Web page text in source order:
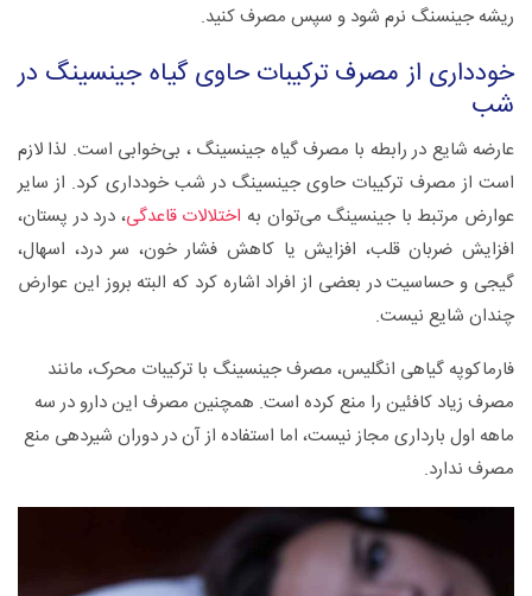
ریشه جینسنگ نرم شود و سپس مصرف کنید.
خودداری از مصرف ترکیبات حاوی گیاه جینسینگ در
شب
عارضه شایع در رابطه با مصرف گیاه جینسینگ ، بی‌خوابی است. لذا لازم
است از مصرف ترکیبات حاوی جینسینگ در شب خودداری کرد. از سایر
عوارض مرتبط با جینسینگ می‌توان به اختلالات قاعدگی، درد در پستان،
افزایش ضربان قلب، افزایش یا کاهش فشار خون، سر درد، اسهال،
گیجی و حساسیت در بعضی از افراد اشاره کرد که البته بروز این عوارض
چندان شایع نیست.
فارماکوپه گیاهی انگلیس، مصرف جینسینگ با ترکیبات محرک، مانند
مصرف زیاد کافئین را منع کرده است. همچنین مصرف این دارو در سه
ماهه اول بارداری مجاز نیست، اما استفاده از آن در دوران شیردهی منع
مصرف ندارد.